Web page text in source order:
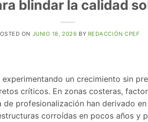
blindar la calidad
ON JUNIO 18, 2026 BY REDACCIÓN CPEF
un crecimiento sin
críticos. En zonas costeras,
profesionalización han derivado
corroídas en pocos años y